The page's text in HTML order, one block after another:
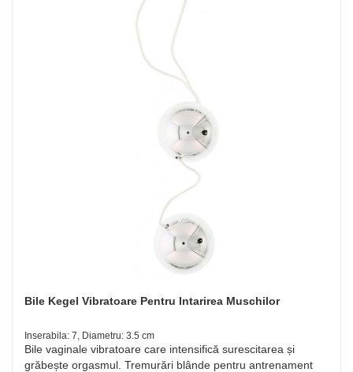
Bile Kegel Vibratoare Pentru Intarirea Muschilor
Inserabila: 7, Diametru: 3.5 cm
Bile vaginale vibratoare care intensifică surescitarea și
grăbește orgasmul. Tremurări blânde pentru antrenament